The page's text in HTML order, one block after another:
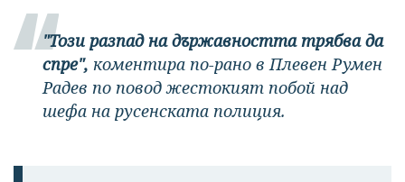
"Този разпад на държавността трябва да
спре", коментира по-рано в Плевен Румен
Радев по повод жестокият побой над
шефа на русенската полиция.